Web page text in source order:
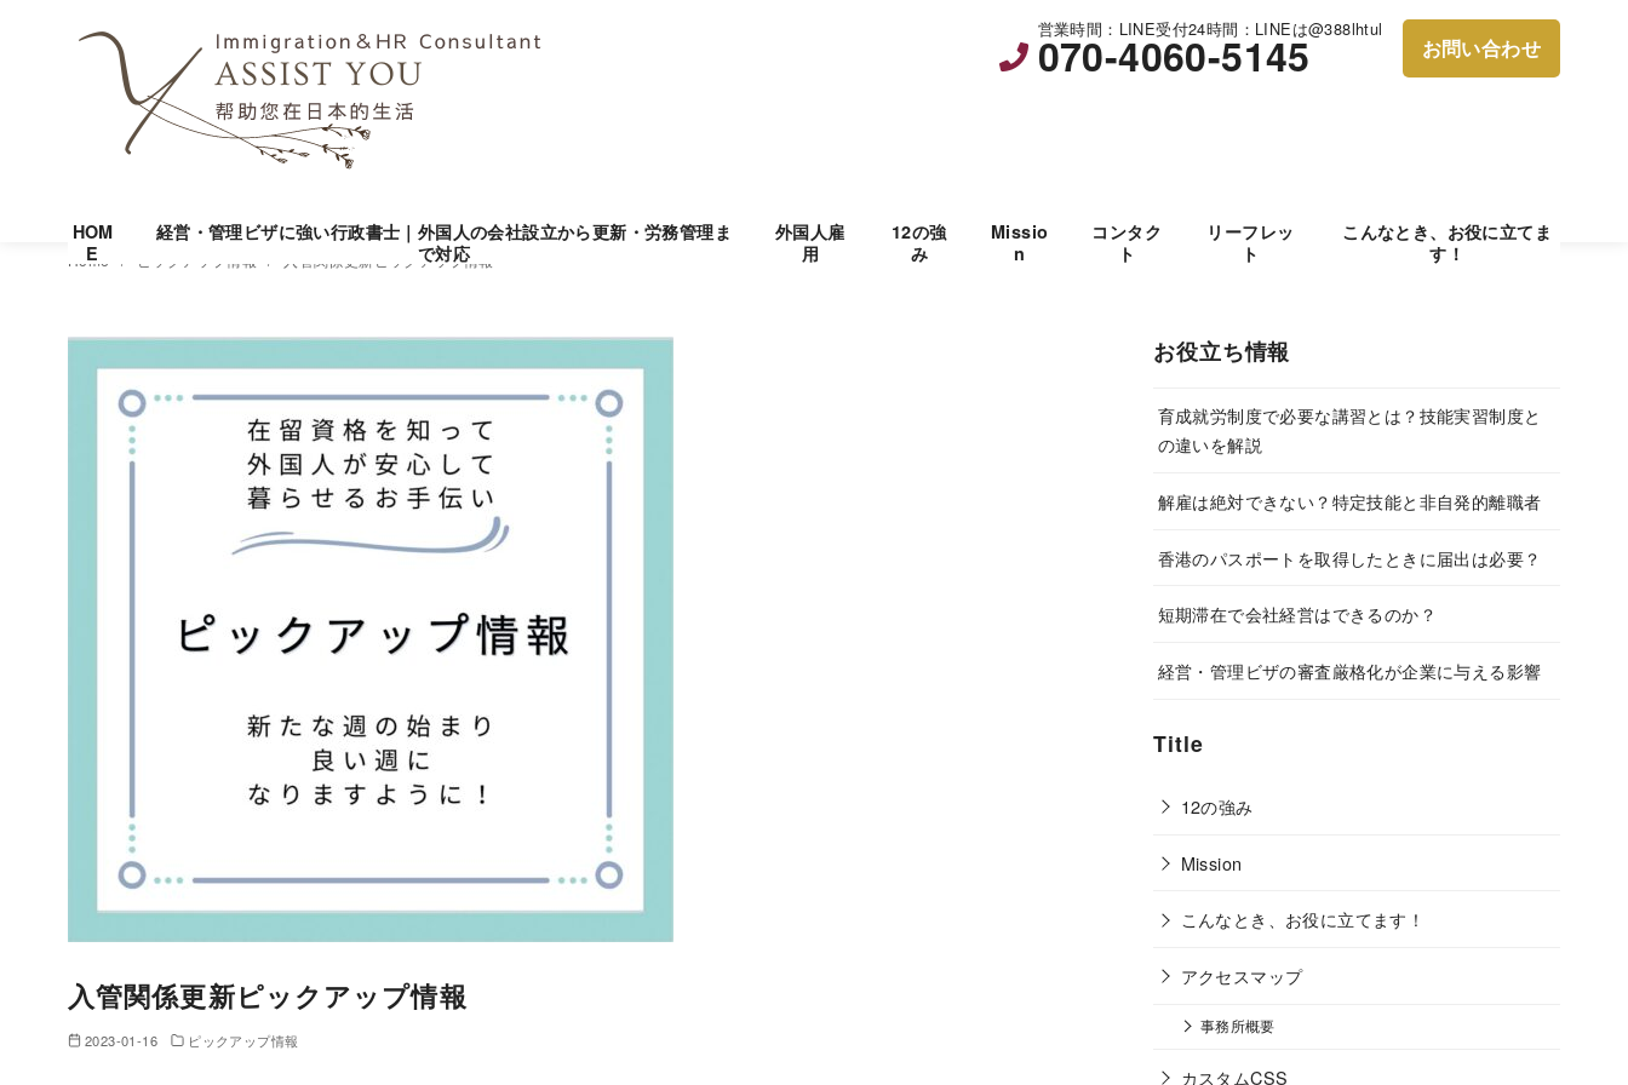
営業時間：LINE受付24時間：LINEは@388lhtul
070-4060-5145 お問い合わせ
HOM
E
経営・管理ビザに強い行政書士｜外国人の会社設立から更新・労務管理ま
で対応
外国人雇
用
12の強
み
Missio
n
コンタク
ト
リーフレッ
ト
こんなとき、お役に立てま
す！
Home ピックアップ情報 入管関係更新ピックアップ情報
入管関係更新ピックアップ情報
2023-01-16 ピックアップ情報
お役立ち情報
育成就労制度で必要な講習とは？技能実習制度と
の違いを解説
解雇は絶対できない？特定技能と非自発的離職者
香港のパスポートを取得したときに届出は必要？
短期滞在で会社経営はできるのか？
経営・管理ビザの審査厳格化が企業に与える影響
Title
12の強み
Mission
こんなとき、お役に立てます！
アクセスマップ
事務所概要
カスタムCSS